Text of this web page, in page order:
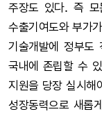
주장도 있다. 즉 모
수출기여도와 부가
기술개발에 정부도
국내에 존립할 수
지원을 당장 실시해
성장동력으로 새롭